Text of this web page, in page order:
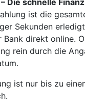
Die schnelle
ist die
Sekunden
Bank direkt online.
rein durch die
ist nur bis zu